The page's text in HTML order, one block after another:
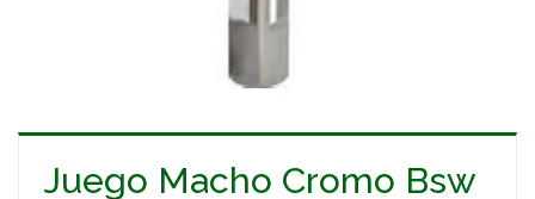
Juego Macho Cromo Bsw